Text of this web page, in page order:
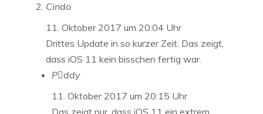
Cindo
11. Oktober 2017 um 20:04 Uhr
Drittes Update in so kurzer Zeit. Das zeigt,
dass iOS 11 kein bisschen fertig war.
Pddy
11. Oktober 2017 um 20:15 Uhr